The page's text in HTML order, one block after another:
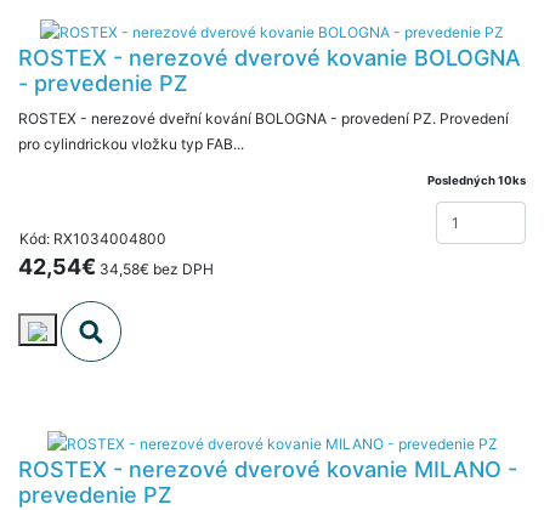
ROSTEX - nerezové dverové kovanie BOLOGNA
- prevedenie PZ
ROSTEX - nerezové dveřní kování BOLOGNA - provedení PZ. Provedení
pro cylindrickou vložku typ FAB...
Kód: RX1034004800
Posledných 10ks
42,54€ 34,58€ bez DPH
ROSTEX - nerezové dverové kovanie MILANO -
prevedenie PZ